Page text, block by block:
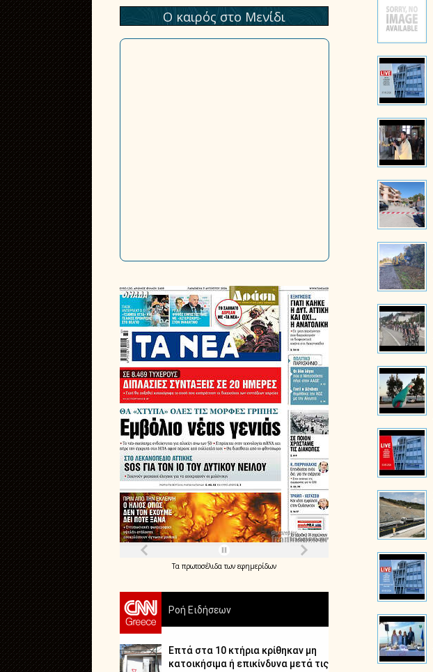
Ο καιρός στο Μενίδι
Τα πρωτοσέλιδατων εφημερίδων